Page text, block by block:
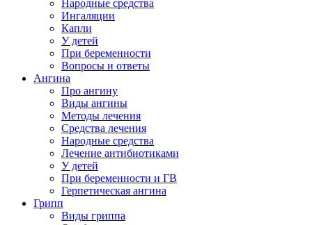
Народные средства
Ингаляции
Капли
У детей
При беременности
Вопросы и ответы
Ангина
Про ангину
Виды ангины
Методы лечения
Средства лечения
Народные средства
Лечение антибиотиками
У детей
При беременности и ГВ
Герпетическая ангина
Грипп
Виды гриппа